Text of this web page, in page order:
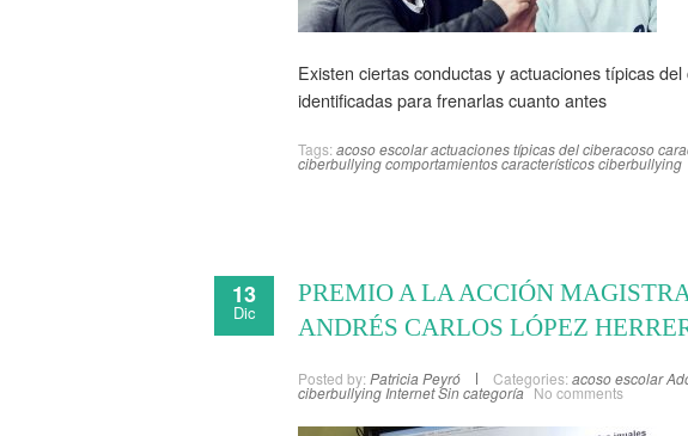
Existen ciertas conductas y actuaciones típicas
identificadas para frenarlas cuanto antes
Tags: acoso escolaractuaciones típicas del ciberacoso
ciberbullyingcomportamientos característicos ciberbullying
13
Dic
PREMIO A LA ACCIÓN
ANDRÉS CARLOS LÓPEZ
Posted by: Patricia Peyró Categories: acoso escolar
ciberbullying InternetSin categoría No comments